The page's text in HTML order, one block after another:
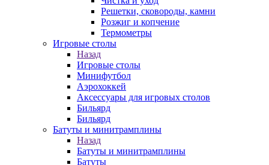
Решетки, сковороды, камни
Розжиг и копчение
Термометры
Игровые столы
Назад
Игровые столы
Минифутбол
Аэрохоккей
Аксессуары для игровых столов
Бильяpд
Бильяpд
Батуты и минитрамплины
Назад
Батуты и минитрамплины
Батуты